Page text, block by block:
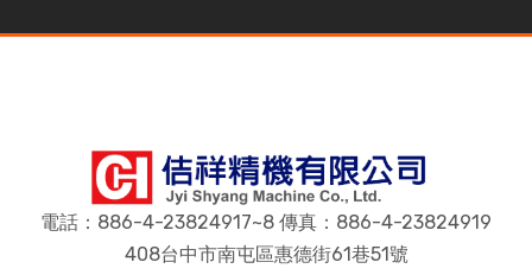
電話：886-4-23824917~8 傳真：886-4-23824919
408台中市南屯區惠德街61巷51號